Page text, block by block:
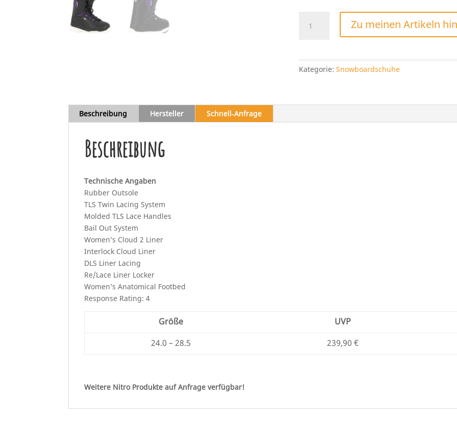
Scala
Zu meinen Artikeln
Kategorie: Snowboardschuhe
Beschreibung Hersteller Schnell‑Anfrage
Beschreibung
Technische Angaben
Rubber Outsole
TLS Twin Lacing System
Molded TLS Lace Handles
Bail Out System
Women’s Cloud 2 Liner
Interlock Cloud Liner
DLS Liner Lacing
Re/Lace Liner Locker
Women’s Anatomical Footbed
Response Rating: 4
Größe UVP
24.0 – 28.5
239,90 €
Weitere Nitro Produkte auf Anfrage verfügbar!